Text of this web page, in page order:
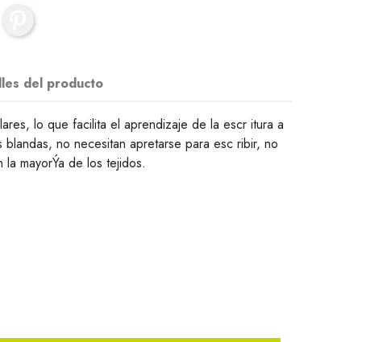
del producto
lo que facilita el aprendizaje de la escr itura a
no necesitan apretarse para esc ribir, no
mayorÝa de los tejidos.